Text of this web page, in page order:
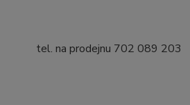
tel. na prodejnu 702 089 203